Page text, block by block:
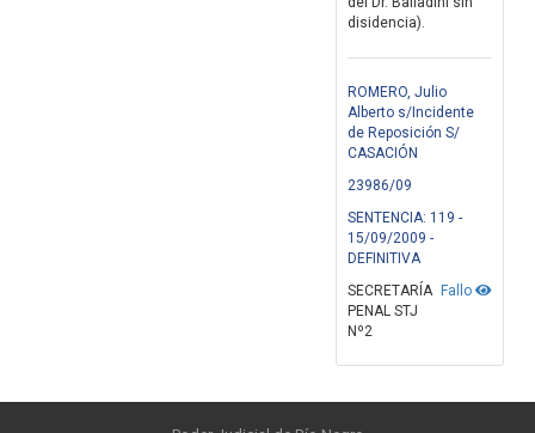
disidencia).
ROMERO, Julio
Alberto s/Incidente
de Reposición S/
CASACIÓN
23986/09
SENTENCIA: 119 -
15/09/2009 -
DEFINITIVA
Fallo
SECRETARÍA
PENAL STJ
Nº2